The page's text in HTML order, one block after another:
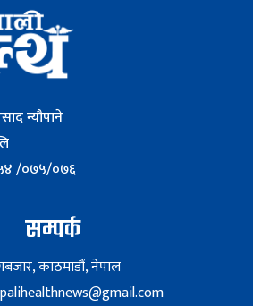
न्यौपाने
/०७५/०७६
सम्पर्क
काठमाडौं, नेपाल